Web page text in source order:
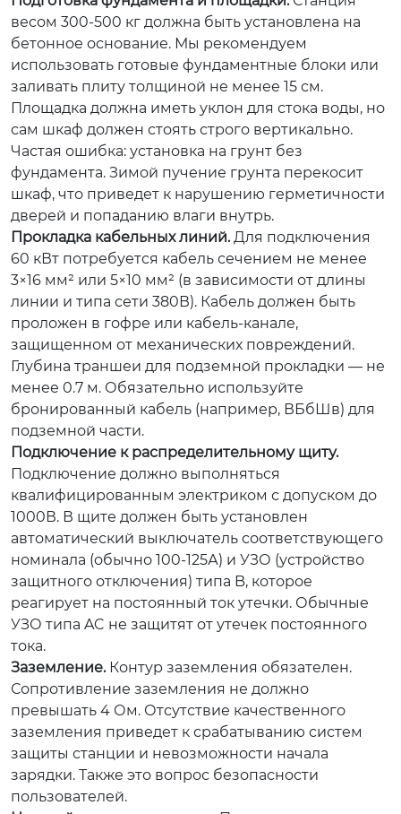
весом 300-500 кг должна быть установлена на
бетонное основание. Мы рекомендуем
использовать готовые фундаментные блоки или
заливать плиту толщиной не менее 15 см.
Площадка должна иметь уклон для стока воды, но
сам шкаф должен стоять строго вертикально.
Частая ошибка: установка на грунт без
фундамента. Зимой пучение грунта перекосит
шкаф, что приведет к нарушению герметичности
дверей и попаданию влаги внутрь.
Прокладка кабельных линий.Для подключения
60 кВт потребуется кабель сечением не менее
3×16 мм² или 5×10 мм² (в зависимости от длины
линии и типа сети 380В). Кабель должен быть
проложен в гофре или кабель-канале,
защищенном от механических повреждений.
Глубина траншеи для подземной прокладки — не
менее 0.7 м. Обязательно используйте
бронированный кабель (например, ВБбШв) для
подземной части.
Подключение к распределительному щиту.
Подключение должно выполняться
квалифицированным электриком с допуском до
1000В. В щите должен быть установлен
автоматический выключатель соответствующего
номинала (обычно 100-125А) и УЗО (устройство
защитного отключения) типа B, которое
реагирует на постоянный ток утечки. Обычные
УЗО типа AC не защитят от утечек постоянного
тока.
Заземление.Контур заземления обязателен.
Сопротивление заземления не должно
превышать 4 Ом. Отсутствие качественного
заземления приведет к срабатыванию систем
защиты станции и невозможности начала
зарядки. Также это вопрос безопасности
пользователей.